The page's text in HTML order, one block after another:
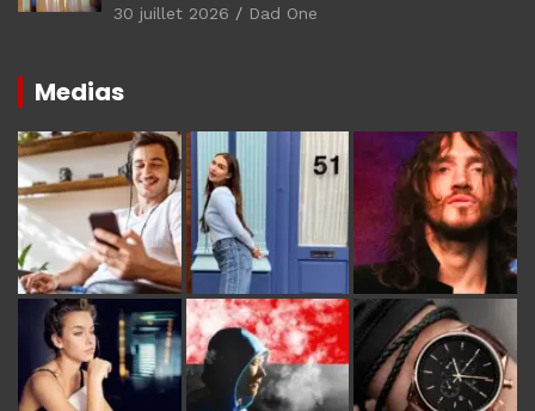
30 juillet 2026 Dad One
Medias